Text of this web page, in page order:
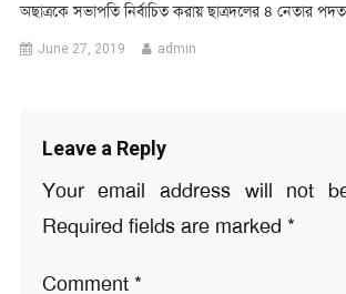
অছাত্রকে সভাপতি নির্বাচিত করায় ছাত্রদলের ৪ নেতার
June 27, 2019 admin
Leave a Reply
Your email address will not
Required fields are marked *
Comment *